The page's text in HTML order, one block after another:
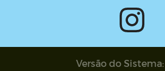
Versão do